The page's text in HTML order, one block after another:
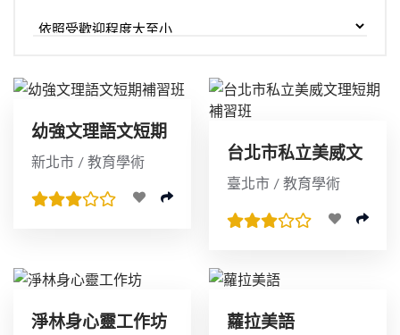
幼強文理語文短期
補習班
新北市 / 教育學術
台北市私立美威文
理短期補習班
臺北市 / 教育學術
淨林身心靈工作坊 蘿拉美語